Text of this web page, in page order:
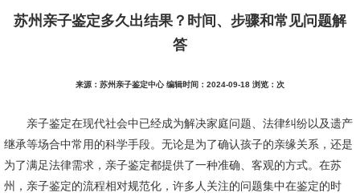
苏州亲子鉴定多久出结果？时间、步骤和常见问题解
答
来源：苏州亲子鉴定中心 编辑时间：2024-09-18 浏览： 次
亲子鉴定在现代社会中已经成为解决家庭问题、法律纠纷以及遗产
继承等场合中常用的科学手段。无论是为了确认孩子的亲缘关系，还是
为了满足法律需求，亲子鉴定都提供了一种准确、客观的方式。在苏
州，亲子鉴定的流程相对规范化，许多人关注的问题集中在鉴定的时